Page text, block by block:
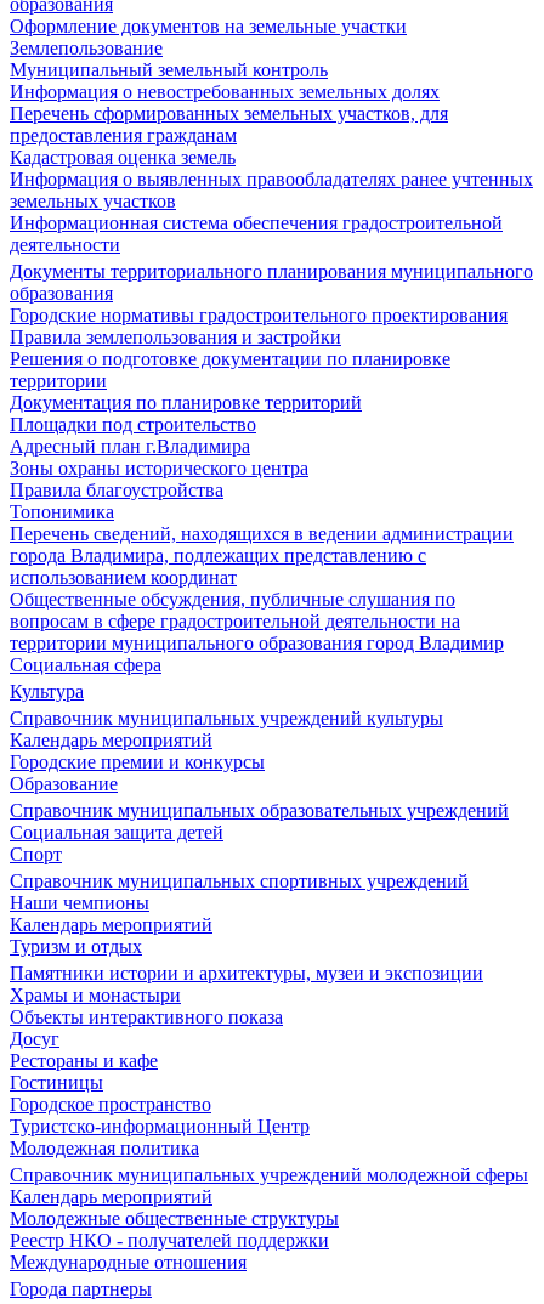
образования
Оформление документов на земельные участки
Землепользование
Муниципальный земельный контроль
Информация о невостребованных земельных долях
Перечень сформированных земельных участков, для
предоставления гражданам
Кадастровая оценка земель
Информация о выявленных правообладателях ранее учтенных
земельных участков
Информационная система обеспечения градостроительной
деятельности
Документы территориального планирования муниципального
образования
Городские нормативы градостроительного проектирования
Правила землепользования и застройки
Решения о подготовке документации по планировке
территории
Документация по планировке территорий
Площадки под строительство
Адресный план г.Владимира
Зоны охраны исторического центра
Правила благоустройства
Топонимика
Перечень сведений, находящихся в ведении администрации
города Владимира, подлежащих представлению с
использованием координат
Общественные обсуждения, публичные слушания по
вопросам в сфере градостроительной деятельности на
территории муниципального образования город Владимир
Социальная сфера
Культура
Справочник муниципальных учреждений культуры
Календарь мероприятий
Городские премии и конкурсы
Образование
Справочник муниципальных образовательных учреждений
Социальная защита детей
Спорт
Справочник муниципальных спортивных учреждений
Наши чемпионы
Календарь мероприятий
Туризм и отдых
Памятники истории и архитектуры, музеи и экспозиции
Храмы и монастыри
Объекты интерактивного показа
Досуг
Рестораны и кафе
Гостиницы
Городское пространство
Туристско-информационный Центр
Молодежная политика
Справочник муниципальных учреждений молодежной сферы
Календарь мероприятий
Молодежные общественные структуры
Реестр НКО - получателей поддержки
Международные отношения
Города партнеры